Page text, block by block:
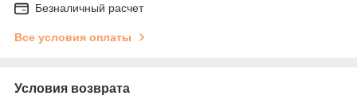
Безналичный расчет
Все условия оплаты
Условия возврата